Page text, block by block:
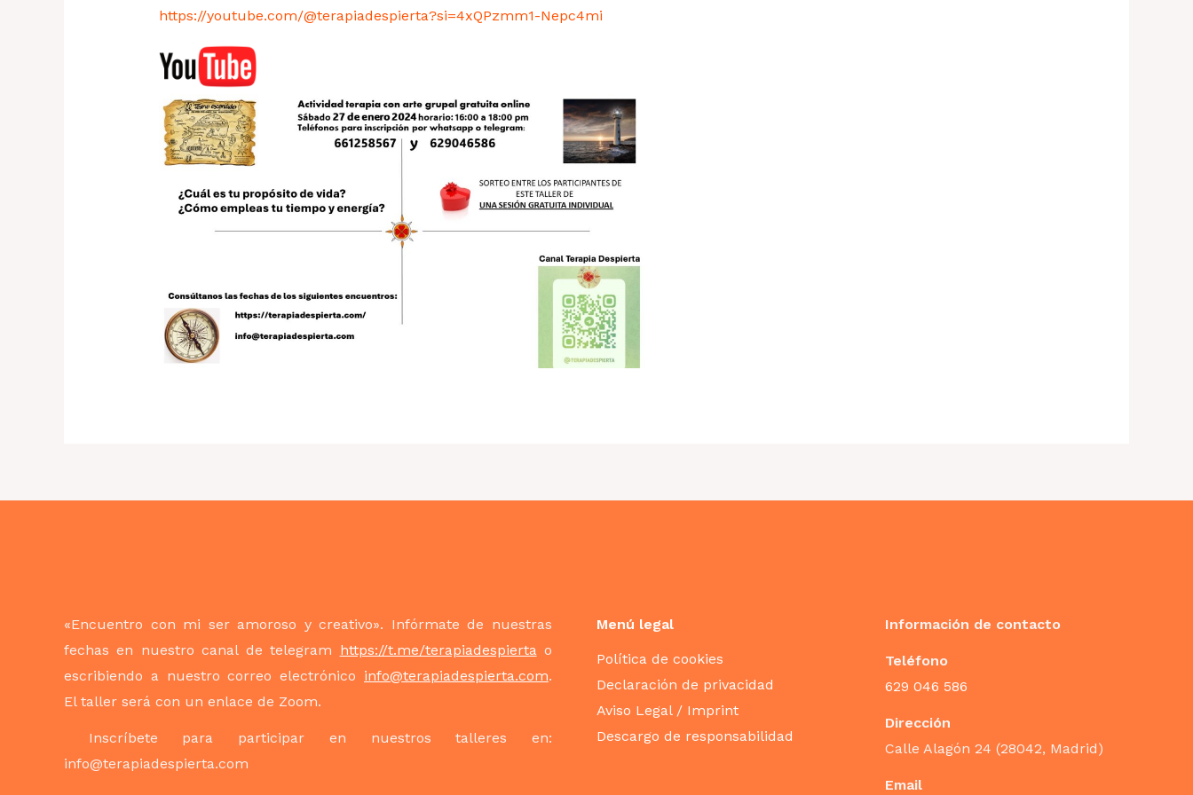
https://youtube.com/@terapiadespierta?si=4xQPzmm1-Nepc4mi
«Encuentro con mi ser amoroso y creativo». Infórmate de nuestras
fechas en nuestro canal de telegram https://t.me/terapiadespiertao
escribiendo a nuestro correo electrónico info@terapiadespierta.com.
El taller será con un enlace de Zoom.
Inscríbete para participar en nuestros talleres en:
info@terapiadespierta.com
Menú legal
Política de cookies
Declaración de privacidad
Aviso Legal / Imprint
Descargo de responsabilidad
Información de contacto
Teléfono
629 046 586
Dirección
Calle Alagón 24 (28042, Madrid)
Email